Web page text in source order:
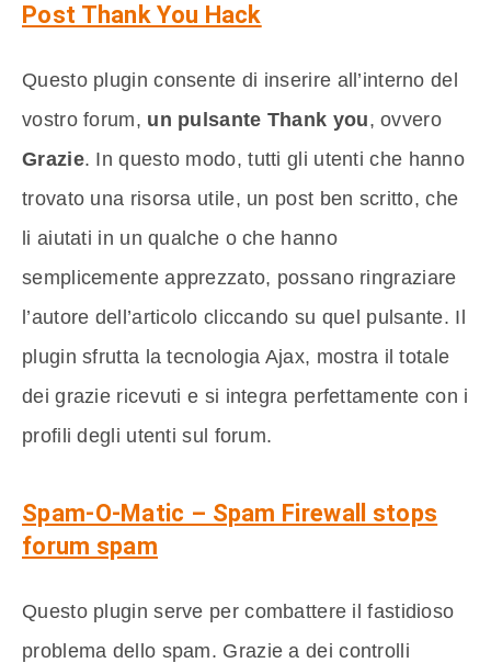
Post Thank You Hack
Questo plugin consente di inserire all’interno del
vostro forum, un pulsante Thank you, ovvero
Grazie. In questo modo, tutti gli utenti che hanno
trovato una risorsa utile, un post ben scritto, che
li aiutati in un qualche o che hanno
semplicemente apprezzato, possano ringraziare
l’autore dell’articolo cliccando su quel pulsante. Il
plugin sfrutta la tecnologia Ajax, mostra il totale
dei grazie ricevuti e si integra perfettamente con i
profili degli utenti sul forum.
Spam-O-Matic – Spam Firewall stops
forum spam
Questo plugin serve per combattere il fastidioso
problema dello spam. Grazie a dei controlli